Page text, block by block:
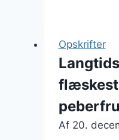
Opskrifter
Af 20.